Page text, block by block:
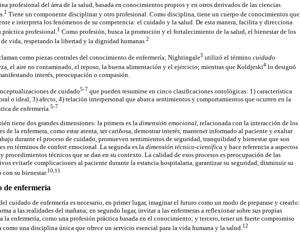
profesional del área de la salud, basada en conocimientos propios y en otros derivados de las ciencias
1 Tiene un componente disciplinar y otro profesional. Como disciplina, tiene un cuerpo de conocimientos que
e interpreta los fenómenos de su competencia: el cuidado y la salud. De esta manera, facilita y direcciona
práctica profesional.1 Como profesión, busca la promoción y el fortalecimiento de la salud, el bienestar de los
vida, respetando la libertad y la dignidad humanas.2
como piezas centrales del conocimiento de enfermería; Nightingale3 utilizó el término cuidado
el aire no contaminado, el reposo, la buena alimentación y el ejercicio; mientras que Koldjeski4 lo designó
interés, preocupación o compasión.
de cuidado5-7 que pueden resumirse en cinco clasificaciones ontológicas: 1) característica
o ideal, 3) afecto, 4) relación interpersonal que abarca sentimientos y comportamientos que ocurren en la
de enfermería.5-7
tiene dos grandes dimensiones: la primera es la dimensión emocional, relacionada con la interacción de los
de la enfermera, como estar atenta, ser cariñosa, demostrar interés, mantener informado al paciente y exaltar
durante el proceso de cuidado, promueven sentimientos de seguridad, tranquilidad y bienestar que son
en términos de confort emocional. La segunda es la dimensión técnico-científica y hace referencia a aspectos
procedimientos técnicos que se dan en su contexto. La calidad de esos procesos es preocupación de las
evitarle complicaciones al paciente durante la estancia hospitalaria, garantizar su seguridad, disminuir su
su bienestar.10,11
de enfermería
cuidado de enfermería es necesario, en primer lugar, imaginar el futuro como un modo de preparase y crearlo:
a las realidades del mañana; en segundo lugar, invitar a las enfermeras a reflexionar sobre sus propias
la enfermería, como una profesión práctica basada en el conocimiento; y tercero, tener un fuerte compromiso
como una disciplina única que ofrece un servicio esencial para la vida humana y la salud.12